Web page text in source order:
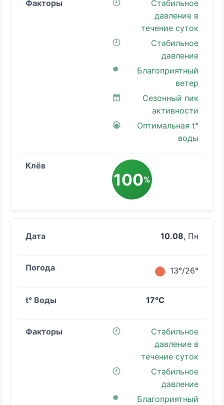
Стабильное
давление в
течение суток
Стабильное
давление
Благоприятный
ветер
Сезонный пик
активности
Оптимальная t°
воды
100%
10.08, Пн
13°/26°
17°C
Стабильное
давление в
течение суток
Стабильное
давление
Благоприятный